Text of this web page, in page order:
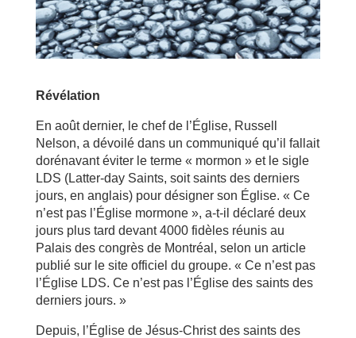
Révélation
En août dernier, le chef de l’Église, Russell
Nelson, a dévoilé dans un communiqué qu’il fallait
dorénavant éviter le terme « mormon » et le sigle
LDS (Latter-day Saints, soit saints des derniers
jours, en anglais) pour désigner son Église. « Ce
n’est pas l’Église mormone », a-t-il déclaré deux
jours plus tard devant 4000 fidèles réunis au
Palais des congrès de Montréal, selon un article
publié sur le site officiel du groupe. « Ce n’est pas
l’Église LDS. Ce n’est pas l’Église des saints des
derniers jours. »
Depuis, l’Église de Jésus-Christ des saints des